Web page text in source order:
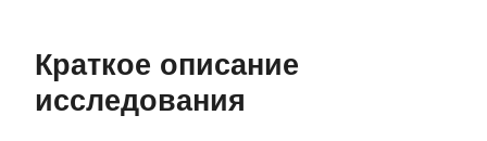
Краткое описание
исследования